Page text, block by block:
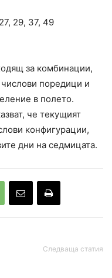
29, 37, 49
за комбинации,
поредици и
в полето.
че текущият
конфигурации,
дни на седмицата.
Следваща статия